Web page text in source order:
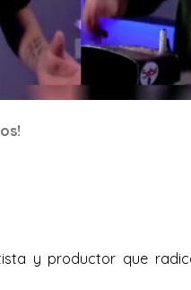
y productor que